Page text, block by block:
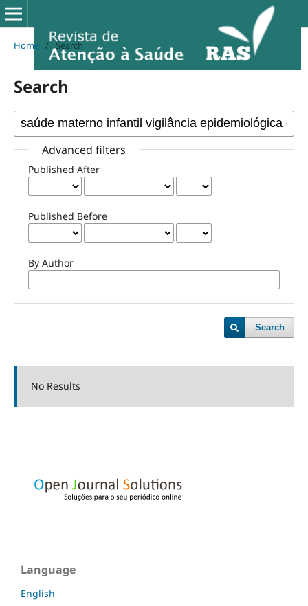
Home / Search
Search
Advanced filters
Published After
Published Before
By Author
Search
No Results
Language
English